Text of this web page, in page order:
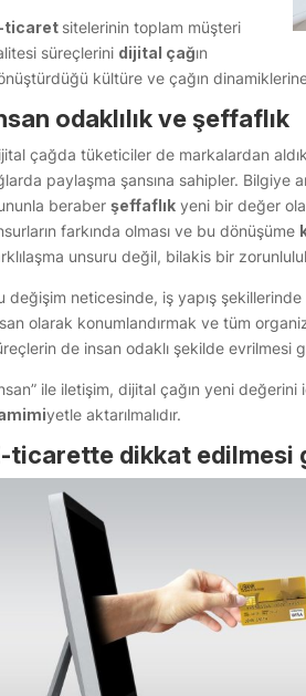
ticaret sitelerinin toplam müşteri
süreçlerini dijital çağın
kültüre ve çağın
odaklılık ve şeffaflık
çağda tüketiciler de markalardan
paylaşma şansına sahipler. Bilgiye
beraberşeffaflık yeni bir değer
farkında olması ve bu dönüşüme
unsuru değil, bilakis bir
değişim neticesinde, iş yapış
olarak konumlandırmak ve tüm
de insan odaklı şekilde evrilmesi
ile iletişim, dijital çağın yeni
yetle aktarılmalıdır.
ticarette dikkat edilmesi